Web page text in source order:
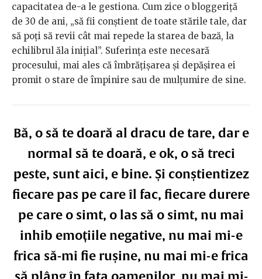
capacitatea de-a le gestiona. Cum zice o bloggeriță
de 30 de ani, „să fii conștient de toate stările tale, dar
să poți să revii cât mai repede la starea de bază, la
echilibrul ăla inițial”. Suferința este necesară
procesului, mai ales că îmbrățișarea și depășirea ei
promit o stare de împinire sau de mulțumire de sine.
Bă, o să te doară al dracu de tare, dar e
normal să te doară, e ok, o să treci
peste, sunt aici, e bine. Și conștientizez
fiecare pas pe care îl fac, fiecare durere
pe care o simt, o las să o simt, nu mai
inhib emoțiile negative, nu mai mi-e
frica să-mi fie rușine, nu mai mi-e frica
să plâng în fața oamenilor, nu mai mi-